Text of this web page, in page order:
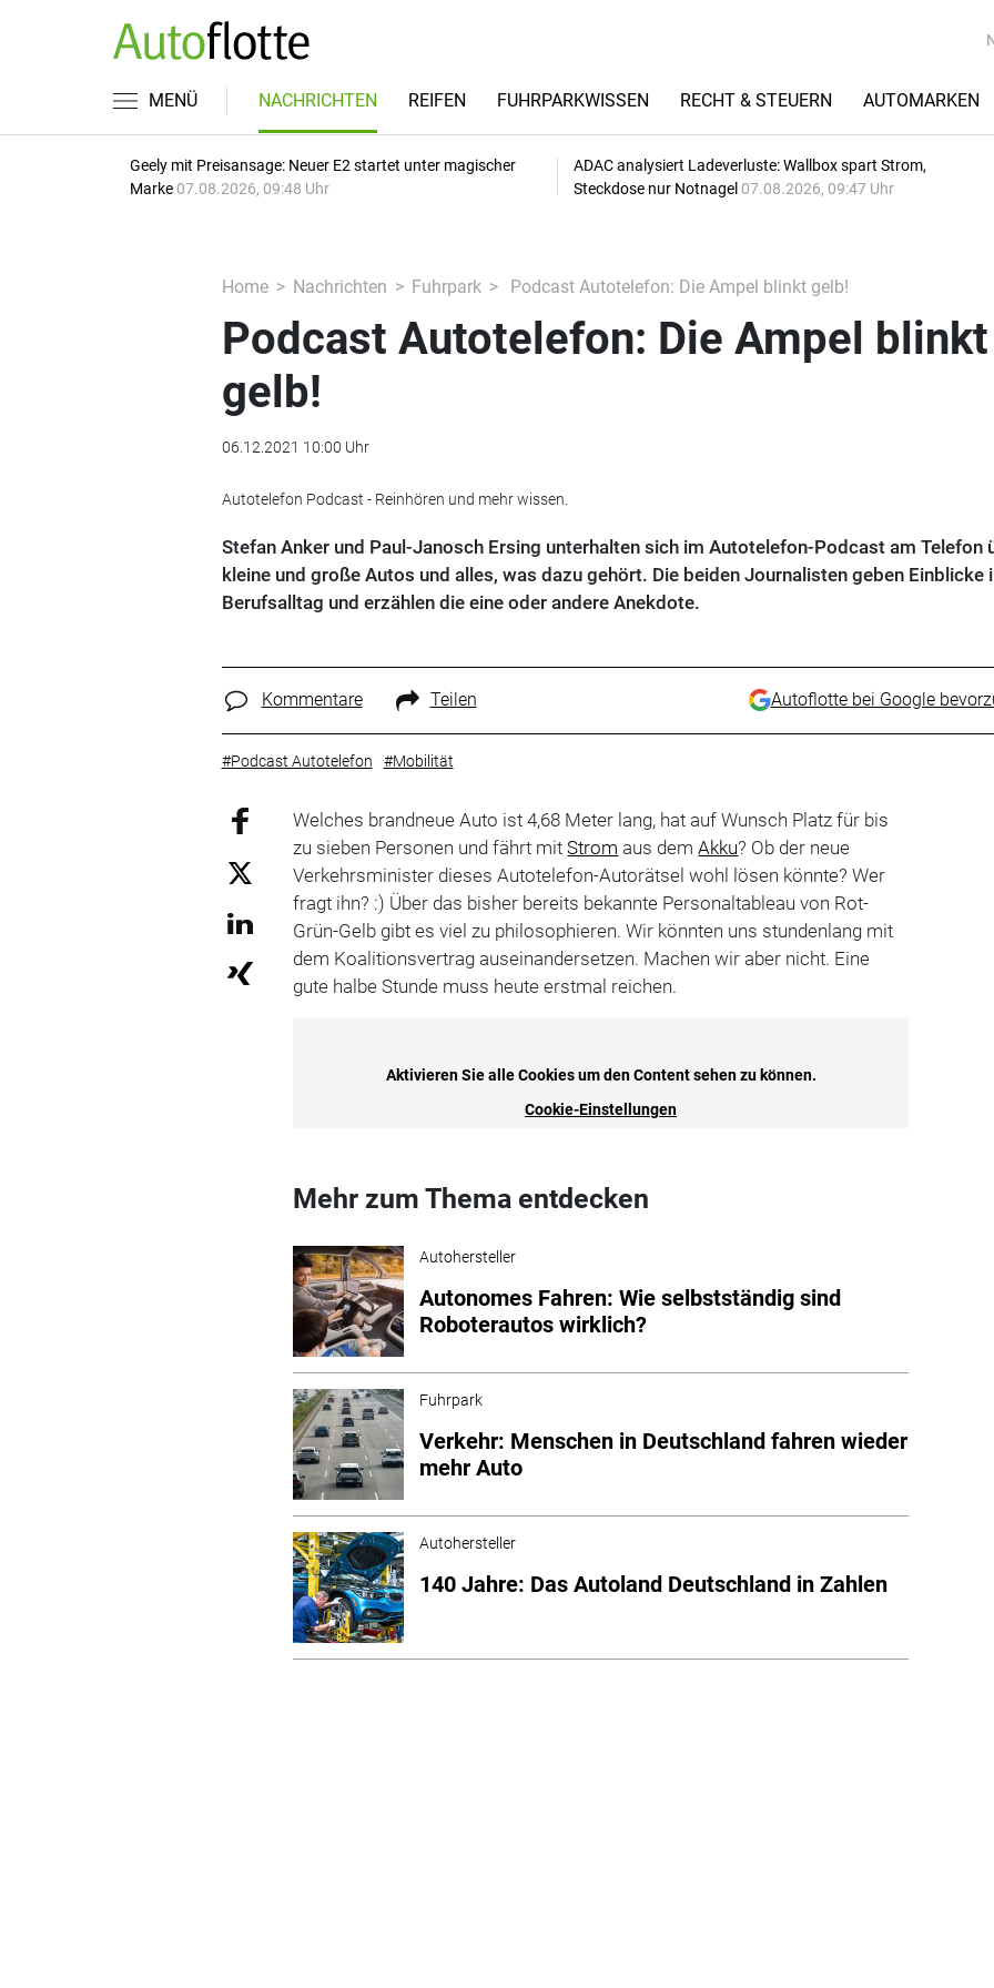
MENÜ NACHRICHTEN REIFEN FUHRPARKWISSEN RECHT & STEUERN AUTOMARKEN
Geely mit Preisansage: Neuer E2 startet unter magischer
Marke 07.08.2026, 09:48 Uhr
ADAC analysiert Ladeverluste: Wallbox spart Strom,
Steckdose nur Notnagel 07.08.2026, 09:47 Uhr
Home Nachrichten Fuhrpark Podcast Autotelefon: Die Ampel blinkt gelb!
Podcast Autotelefon: Die Ampel blinkt
gelb!
06.12.2021 10:00 Uhr
Autotelefon Podcast - Reinhören und mehr wissen.
Stefan Anker und Paul-Janosch Ersing unterhalten sich im Autotelefon-Podcast am Telefon
kleine und große Autos und alles, was dazu gehört. Die beiden Journalisten geben Einblicke
Berufsalltag und erzählen die eine oder andere Anekdote.
Kommentare Teilen Autoflotte bei Google
#Podcast Autotelefon #Mobilität
Welches brandneue Auto ist 4,68 Meter lang, hat auf Wunsch Platz für bis
zu sieben Personen und fährt mitStrom aus demAkku? Ob der neue
Verkehrsminister dieses Autotelefon-Autorätsel wohl lösen könnte? Wer
fragt ihn? :) Über das bisher bereits bekannte Personaltableau von Rot-
Grün-Gelb gibt es viel zu philosophieren. Wir könnten uns stundenlang mit
dem Koalitionsvertrag auseinandersetzen. Machen wir aber nicht. Eine
gute halbe Stunde muss heute erstmal reichen.
Mehr zum Thema entdecken
Autohersteller
Autonomes Fahren: Wie selbstständig sind
Roboterautos wirklich?
Fuhrpark
Verkehr: Menschen in Deutschland fahren wieder
mehr Auto
Autohersteller
140 Jahre: Das Autoland Deutschland in Zahlen